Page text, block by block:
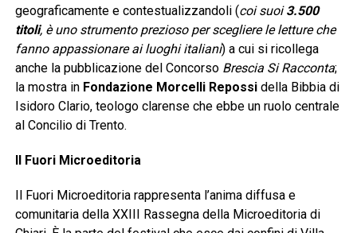
geograficamente e contestualizzandoli (coi suoi3.500
titoli, è uno strumento prezioso per scegliere le letture che
fanno appassionare ai luoghi italiani) a cui si ricollega
anche la pubblicazione del Concorso Brescia Si Racconta;
la mostra in Fondazione Morcelli Repossidella Bibbia di
Isidoro Clario, teologo clarense che ebbe un ruolo centrale
al Concilio di Trento.
Il Fuori Microeditoria
Il Fuori Microeditoria rappresenta l’anima diffusa e
comunitaria della XXIII Rassegna della Microeditoria di